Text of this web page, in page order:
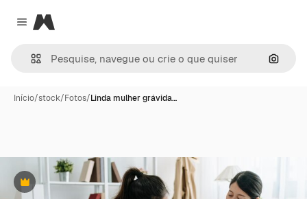
Close menu
Magnific
Início/stock/Fotos/Linda mulher grávida…
Premium